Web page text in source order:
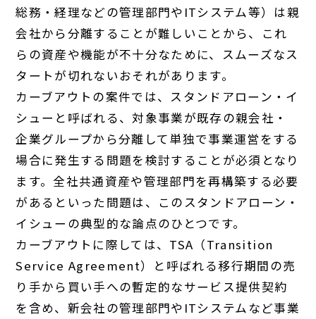
総務・経理などの管理部門やITシステム等）は親
会社から分離することが難しいことから、これ
らの資産や機能が不十分なために、スムーズなス
タートが切れないおそれがあります。
カーブアウトの案件では、スタンドアローン・イ
シューと呼ばれる、対象事業が既存の親会社・
企業グループから分離して単独で事業運営をする
場合に発生する問題を検討することが必須となり
ます。全社共通資産や管理部門を再構築する必要
があるといった問題は、このスタンドアローン・
イシューの典型的な論点のひとつです。
カーブアウトに際しては、TSA（Transition
Service Agreement）と呼ばれる移行期間の売
り手から買い手への暫定的なサービス提供契約
を含め、新会社の管理部門やITシステムなど事業